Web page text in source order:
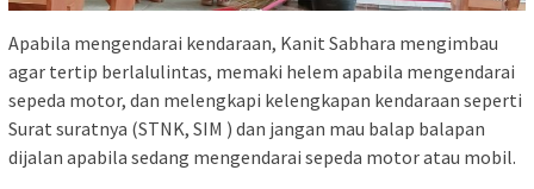
Apabila mengendarai kendaraan, Kanit Sabhara mengimbau
agar tertip berlalulintas, memaki helem apabila mengendarai
sepeda motor, dan melengkapi kelengkapan kendaraan seperti
Surat suratnya (STNK, SIM ) dan jangan mau balap balapan
dijalan apabila sedang mengendarai sepeda motor atau mobil.